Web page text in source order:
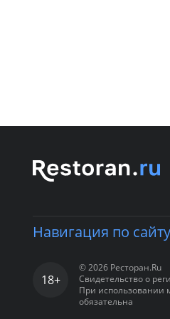
Навигация по сайту
Портал
18+
© 2026 Ресторан.Ru
Свидетельство о
При использовании
обязательна